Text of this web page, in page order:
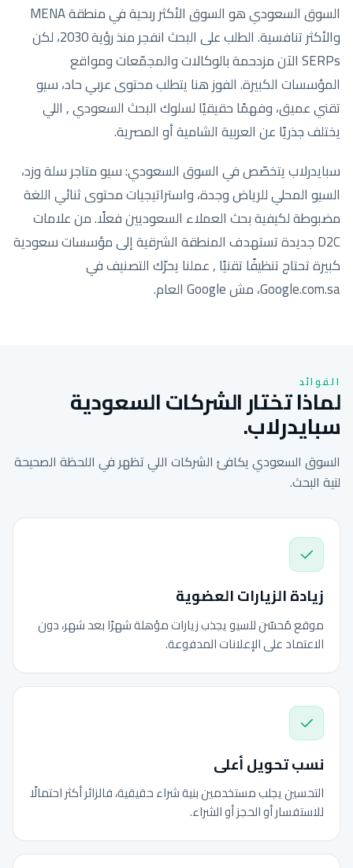
السوق السعودي هو السوق الأكثر ربحية في منطقة MENA
والأكثر تنافسية. الطلب على البحث انفجر منذ رؤية 2030، لكن
SERPs الآن مزدحمة بالوكالات والمجمّعات ومواقع
المؤسسات الكبيرة. الفوز هنا يتطلب محتوى عربي حاد، سيو
تقني عميق، وفهمًا حقيقيًا لسلوك البحث السعودي , اللي
يختلف جذريًا عن العربية الشامية أو المصرية.
سبايدرلاب يتخصّص في السوق السعودي: سيو متاجر سلة وزد،
السيو المحلي للرياض وجدة، واستراتيجيات محتوى ثنائي اللغة
مضبوطة لكيفية بحث العملاء السعوديين فعلًا. من علامات
D2C جديدة تستهدف المنطقة الشرقية إلى مؤسسات سعودية
كبيرة تحتاج تنظيفًا تقنيًا , عملنا يحرّك التصنيف في
Google.com.sa، مش Google العام.
الفوائد
لماذا تختار الشركات السعودية
سبايدرلاب.
السوق السعودي يكافئ الشركات اللي تظهر في اللحظة الصحيحة
لنية البحث.
زيادة الزيارات العضوية
موقع مُحسّن للسيو يجذب زيارات مؤهلة شهرًا بعد شهر، دون
الاعتماد على الإعلانات المدفوعة.
نسب تحويل أعلى
التحسين يجلب مستخدمين بنية شراء حقيقية، فالزائر أكثر احتمالًا
للاستفسار أو الحجز أو الشراء.